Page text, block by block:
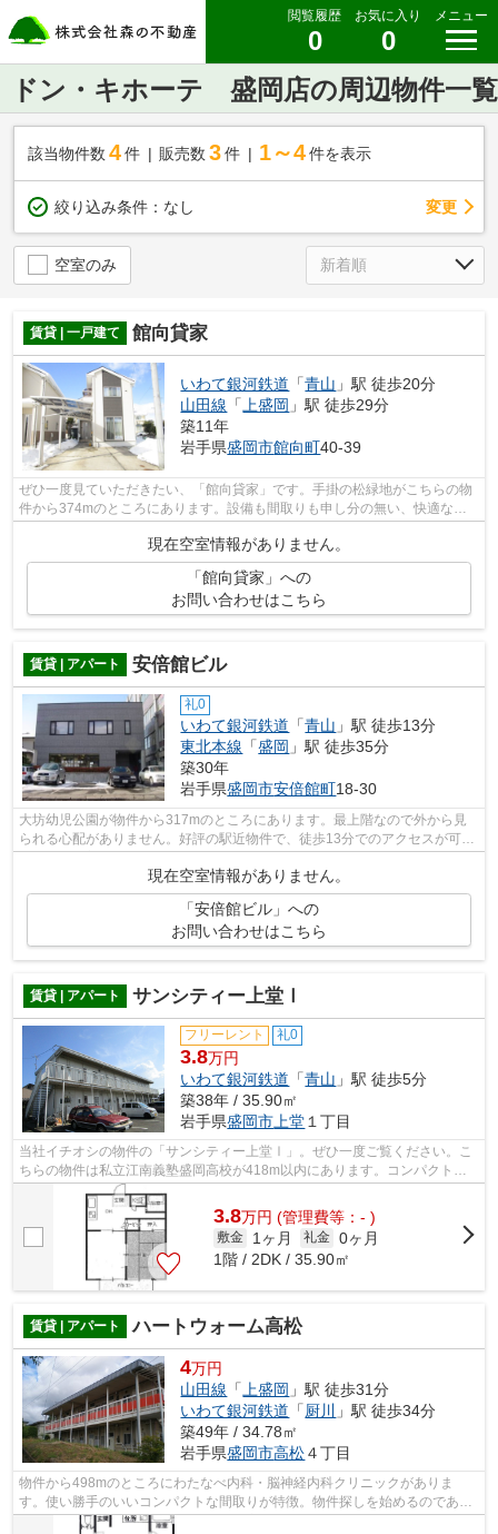
閲覧履歴
0
お気に入り
0
メニュー
ドン・キホーテ 盛岡店の周辺物件一覧
該当物件数 4件 販売数 3 件 1～4 件を表示
絞り込み条件： なし 変更
空室のみ
賃貸 | 一戸建て 館向貸家
いわて銀河鉄道 「青山 」駅 徒歩20分
山田線 「上盛岡 」駅 徒歩29分
築11年
岩手県盛岡市館向町40-39
ぜひ一度見ていただきたい、「館向貸家」です。手掛の松緑地がこちらの物
件から374mのところにあります。設備も間取りも申し分の無い、快適な住
環境のある戸建て物件です。平成26年築...
現在空室情報がありません。
「館向貸家」への
お問い合わせはこちら
賃貸 | アパート 安倍館ビル
礼0
いわて銀河鉄道 「青山 」駅 徒歩13分
東北本線 「盛岡 」駅 徒歩35分
築30年
岩手県盛岡市安倍館町18-30
大坊幼児公園が物件から317mのところにあります。最上階なので外から見
られる心配がありません。好評の駅近物件で、徒歩13分でのアクセスが可能
現在空室情報がありません。
「安倍館ビル」への
お問い合わせはこちら
賃貸 | アパート サンシティー上堂Ⅰ
フリーレント 礼0
3.8万円
いわて銀河鉄道 「青山 」駅 徒歩5分
築38年 / 35.90㎡
岩手県盛岡市 上堂 １丁目
当社イチオシの物件の「サンシティー上堂Ⅰ」。ぜひ一度ご覧ください。こ
ちらの物件は私立江南義塾盛岡高校が418m以内にあります。コンパクトな
間取りで使い勝手のいいアパートになって...
3.8万円 (管理費等：- )
敷金 1ヶ月 礼金 0ヶ月
1階 / 2DK / 35.90㎡
賃貸 | アパート ハートウォーム高松
4万円
山田線 「 上盛岡 」駅 徒歩31分
いわて銀河鉄道 「 厨川
」駅 徒歩34分
築49年 / 34.78㎡
岩手県盛岡市高松４丁目
物件から498mのところにわたなべ内科・脳神経内科クリニックがありま
す。使い勝手のいいコンパクトな間取りが特徴。物件探しを始めるのであれ
ば、森の不動産から始めませんか？お客様...